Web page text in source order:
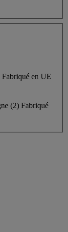
Fabriqué en UE
(2) Fabriqué